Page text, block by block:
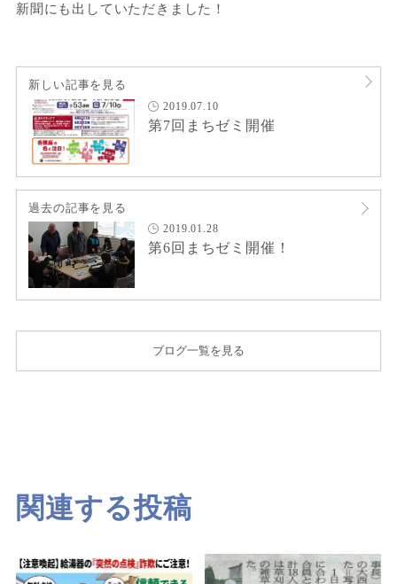
新聞にも出していただきました！
新しい記事を見る
2019.07.10
第7回まちゼミ開催
過去の記事を見る
2019.01.28
第6回まちゼミ開催！
ブログ一覧を見る
関連する投稿